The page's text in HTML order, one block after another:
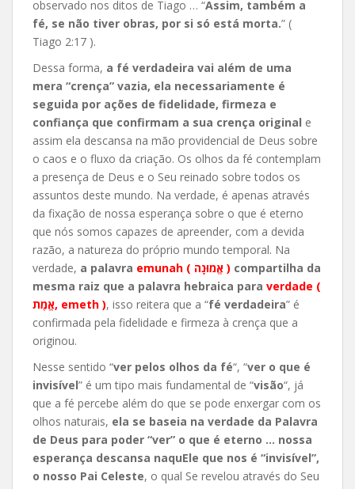
observado nos ditos de Tiago … “Assim, também a
fé, se não tiver obras, por si só está morta.” (
Tiago 2:17 ).
Dessa forma, a fé verdadeira vai além de uma
mera “crença” vazia, ela necessariamente é
seguida por ações de fidelidade, firmeza e
confiança que confirmam a sua crença original e
assim ela descansa na mão providencial de Deus sobre
o caos e o fluxo da criação. Os olhos da fé contemplam
a presença de Deus e o Seu reinado sobre todos os
assuntos deste mundo. Na verdade, é apenas através
da fixação de nossa esperança sobre o que é eterno
que nós somos capazes de apreender, com a devida
razão, a natureza do próprio mundo temporal. Na
verdade, a palavra emunah ( אֱמוּנָה ) compartilha da
mesma raiz que a palavra hebraica para verdade (
אֱמֶת, emeth ), isso reitera que a “fé verdadeira” é
confirmada pela fidelidade e firmeza à crença que a
originou.
Nesse sentido “ver pelos olhos da fé“, “ver o que é
invisível” é um tipo mais fundamental de “visão“, já
que a fé percebe além do que se pode enxergar com os
olhos naturais, ela se baseia na verdade da Palavra
de Deus para poder “ver” o que é eterno … nossa
esperança descansa naquEle que nos é “invisível”,
o nosso Pai Celeste, o qual Se revelou através do Seu